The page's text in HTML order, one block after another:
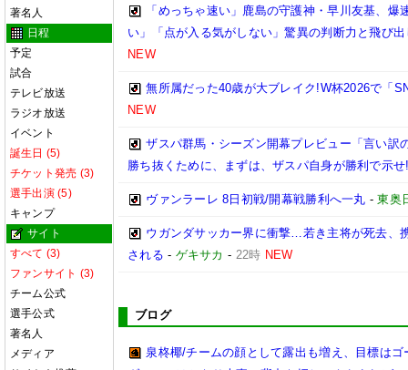
著名人
日程
予定
試合
テレビ放送
ラジオ放送
イベント
誕生日 (5)
チケット発売 (3)
選手出演 (5)
キャンプ
サイト
すべて (3)
ファンサイト (3)
チーム公式
選手公式
著名人
メディア
「めっちゃ速い」鹿島の守護神・早川友基、
い」「点が入る気がしない」驚異の判断力と飛び
NEW
無所属だった40歳が大ブレイク!W杯2026で「
NEW
ザスパ群馬・シーズン開幕プレビュー「言い訳
勝ち抜くために、まずは、ザスパ自身が勝利で示せ
ヴァンラーレ 8日初戦/開幕戦勝利へ一丸 -東奥
ウガンダサッカー界に衝撃…若き主将が死去、
される - ゲキサカ - 22時 NEW
ブログ
泉柊椰/チームの顔として露出も増え、目標は